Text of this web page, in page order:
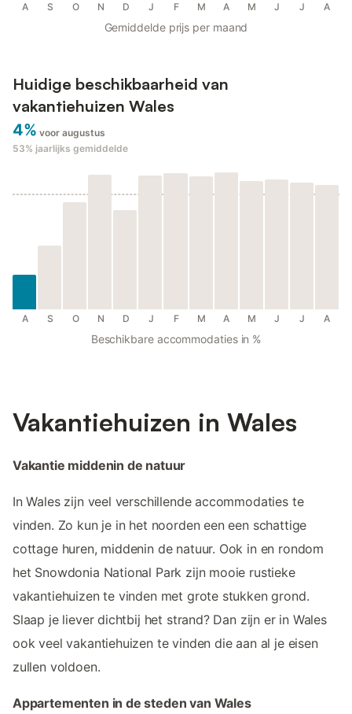
A S O N D J F M A M J J A
Gemiddelde prijs per maand
Huidige beschikbaarheid van
vakantiehuizen Wales
4% voor augustus
53% jaarlijks gemiddelde
A S O N D J F M A M J J A
Beschikbare accommodaties in %
Vakantiehuizen in Wales
Vakantie middenin de natuur
In Wales zijn veel verschillende accommodaties te
vinden. Zo kun je in het noorden een een schattige
cottage huren, middenin de natuur. Ook in en rondom
het Snowdonia National Park zijn mooie rustieke
vakantiehuizen te vinden met grote stukken grond.
Slaap je liever dichtbij het strand? Dan zijn er in Wales
ook veel vakantiehuizen te vinden die aan al je eisen
zullen voldoen.
Appartementen in de steden van Wales